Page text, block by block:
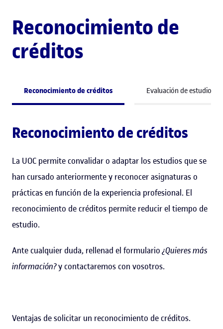
Reconocimiento de
créditos
Reconocimiento de créditos Evaluación de estudios
Reconocimiento de créditos
La UOC permite convalidar o adaptar los estudios que se
han cursado anteriormente y reconocer asignaturas o
prácticas en función de la experiencia profesional. El
reconocimiento de créditos permite reducir el tiempo de
estudio.
Ante cualquier duda, rellenad el formulario¿Quieres más
información?y contactaremos con vosotros.
Ventajas de solicitar un reconocimiento de créditos.